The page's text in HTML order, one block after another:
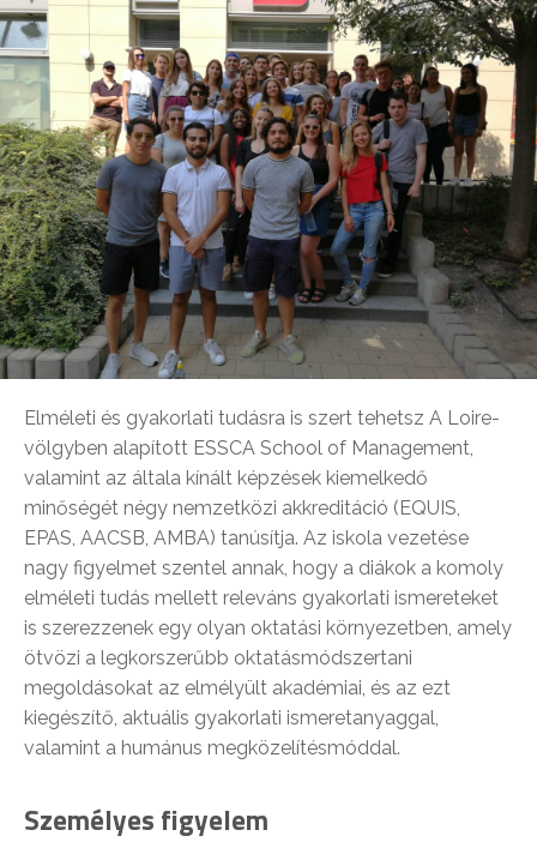
Elméleti és gyakorlati tudásra is szert tehetsz A Loire-
völgyben alapított ESSCA School of Management,
valamint az általa kínált képzések kiemelkedő
minőségét négy nemzetközi akkreditáció (EQUIS,
EPAS, AACSB, AMBA) tanúsítja. Az iskola vezetése
nagy figyelmet szentel annak, hogy a diákok a komoly
elméleti tudás mellett releváns gyakorlati ismereteket
is szerezzenek egy olyan oktatási környezetben, amely
ötvözi a legkorszerűbb oktatásmódszertani
megoldásokat az elmélyült akadémiai, és az ezt
kiegészítő, aktuális gyakorlati ismeretanyaggal,
valamint a humánus megközelítésmóddal.
Személyes figyelem